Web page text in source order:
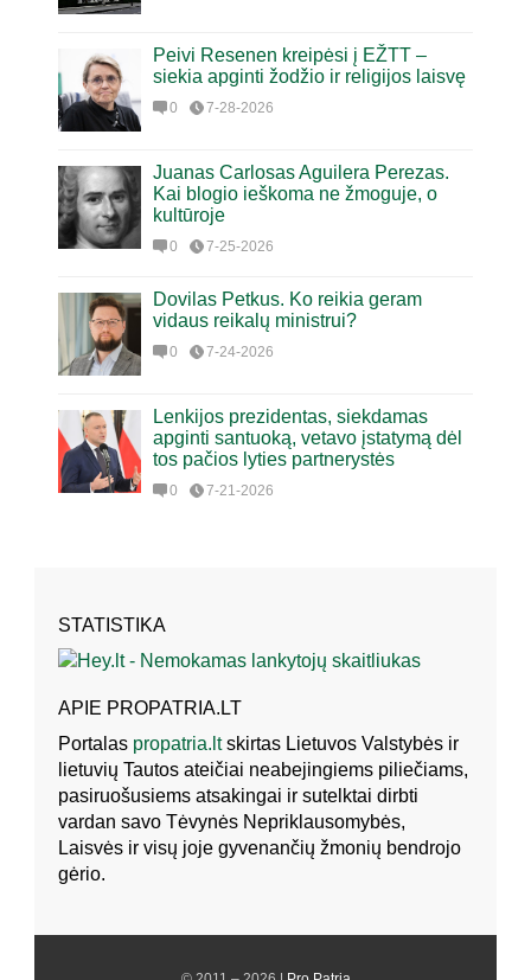
Peivi Resenen kreipėsi į EŽTT –
siekia apginti žodžio ir religijos laisvę
0 7-28-2026
Juanas Carlosas Aguilera Perezas.
Kai blogio ieškoma ne žmoguje, o
kultūroje
0 7-25-2026
Dovilas Petkus. Ko reikia geram
vidaus reikalų ministrui?
0 7-24-2026
Lenkijos prezidentas, siekdamas
apginti santuoką, vetavo įstatymą dėl
tos pačios lyties partnerystės
0 7-21-2026
STATISTIKA
APIE PROPATRIA.LT
Portalas propatria.ltskirtas Lietuvos Valstybės ir
lietuvių Tautos ateičiai neabejingiems piliečiams,
pasiruošusiems atsakingai ir sutelktai dirbti
vardan savo Tėvynės Nepriklausomybės,
Laisvės ir visų joje gyvenančių žmonių bendrojo
gėrio.